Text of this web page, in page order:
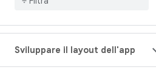
Sviluppare il layout dell'app